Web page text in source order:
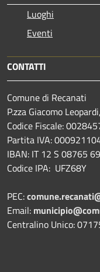
Luoghi
Eventi
CONTATTI
Comune di Recanati
P.zza Giacomo
Codice Fiscale:
Partita IVA:
IBAN: IT 12 S 08765
Codice IPA: UFZ68Y
PEC:
Email:
Centralino Unico: